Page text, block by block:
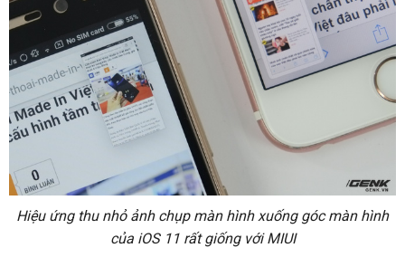
Hiệu ứng thu nhỏ ảnh chụp màn hình xuống góc màn hình
của iOS 11 rất giống với MIUI